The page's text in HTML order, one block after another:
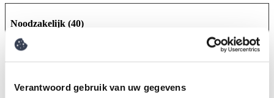
Verantwoord gebruik van uw gegevens
Noodzakelijk (40)
Noodzakelijke cookies helpen een website bruikbaarder te
maken, door basisfuncties als paginanavigatie en toegang tot